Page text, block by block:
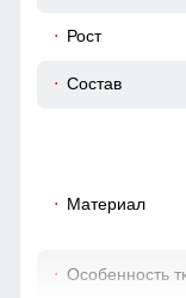
48 (32)
Рост
Состав
Материал
Особенность